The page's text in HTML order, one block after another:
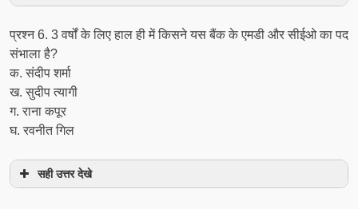
प्रश्‍न 6. 3 वर्षों के लिए हाल ही में किसने यस बैंक के एमडी और सीईओ का पद
संभाला है?
क. संदीप शर्मा
ख. सुदीप त्यागी
ग. राना कपूर
घ. रवनीत गिल
सही उत्तर देखे